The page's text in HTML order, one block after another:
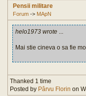
Pensii militare
Forum -> MApN
helo1973 wrote ...
Mai stie cineva o sa fie
Thanked 1 time
Posted by Pârvu Florin on